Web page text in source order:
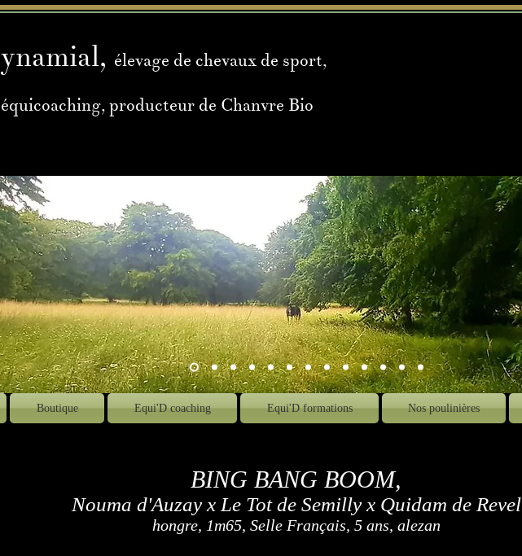
ynamial, élevage de chevaux de sport,
équicoaching, producteur de Chanvre Bio
Boutique Equi'D coaching Equi'D formations Nos poulinières
BING BANG BOOM,
Nouma d'Auzay x Le Tot de Semilly x Quidam de Revel
hongre, 1m65, Selle Français, 5 ans, alezan